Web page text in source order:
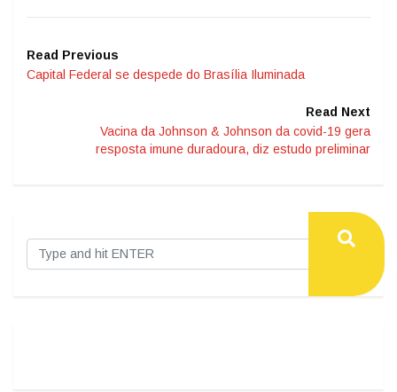
Read Previous
Capital Federal se despede do Brasília Iluminada
Read Next
Vacina da Johnson & Johnson da covid-19 gera
resposta imune duradoura, diz estudo preliminar